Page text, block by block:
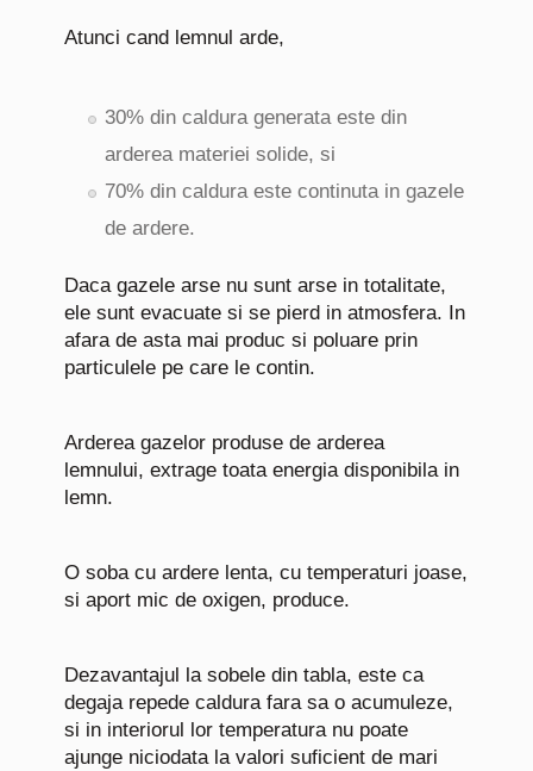
Atunci cand lemnul arde,
30% din caldura generata este din
arderea materiei solide, si
70% din caldura este continuta in gazele
de ardere.
Daca gazele arse nu sunt arse in totalitate,
ele sunt evacuate si se pierd in atmosfera. In
afara de asta mai produc si poluare prin
particulele pe care le contin.
Arderea gazelor produse de arderea
lemnului, extrage toata energia disponibila in
lemn.
O soba cu ardere lenta, cu temperaturi joase,
si aport mic de oxigen, produce.
Dezavantajul la sobele din tabla, este ca
degaja repede caldura fara sa o acumuleze,
si in interiorul lor temperatura nu poate
ajunge niciodata la valori suficient de mari